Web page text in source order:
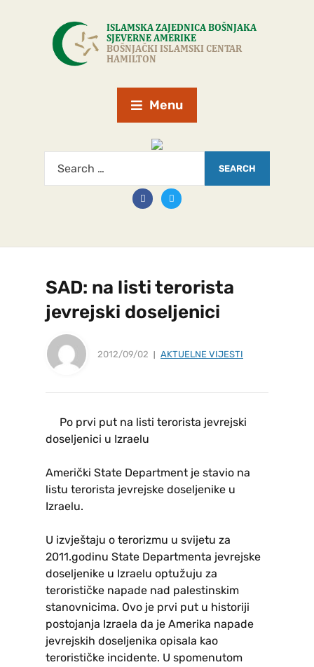
Menu
SAD: na listi terorista
jevrejski doseljenici
2012/09/02 AKTUELNE VIJESTI
Po prvi put na listi terorista jevrejski
doseljenici u Izraelu
Američki State Department je stavio na
listu terorista jevrejske doseljenike u
Izraelu.
U izvještaju o terorizmu u svijetu za
2011.godinu State Departmenta jevrejske
doseljenike u Izraelu optužuju za
terorističke napade nad palestinskim
stanovnicima. Ovo je prvi put u historiji
postojanja Izraela da je Amerika napade
jevrejskih doseljenika opisala kao
terorističke incidente. U spomenutom